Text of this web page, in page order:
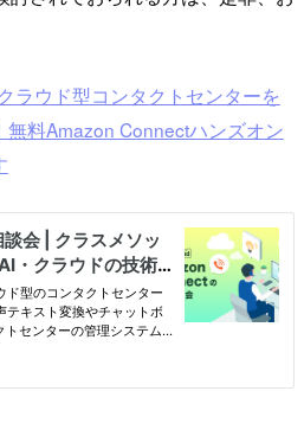
ラウド型コンタクトセンターを
料Amazon Connectハンズオン